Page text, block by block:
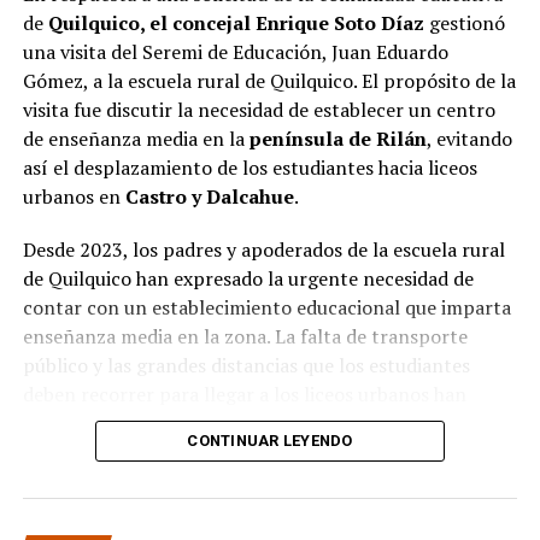
de Quilquico, el concejal Enrique Soto Díaz gestionó
una visita del Seremi de Educación, Juan Eduardo
Gómez, a la escuela rural de Quilquico. El propósito de la
visita fue discutir la necesidad de establecer un centro
de enseñanza media en lapenínsula de Rilán, evitando
así el desplazamiento de los estudiantes hacia liceos
urbanos en Castro y Dalcahue.
Desde 2023, los padres y apoderados de la escuela rural
de Quilquico han expresado la urgente necesidad de
contar con un establecimiento educacional que imparta
enseñanza media en la zona. La falta de transporte
público y las grandes distancias que los estudiantes
generado preocupaciones sobre el desapego familiar y el
aumento de la deserción escolar.
Durante la visita, el Seremi de Educación pudo conocer
de primera mano el proyecto educativo de la escuela, el
CONTINUAR LEYENDO